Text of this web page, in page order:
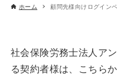
ホーム 顧問先様向けログイン
社会保険労務士法人ア
る契約者様は、こちら